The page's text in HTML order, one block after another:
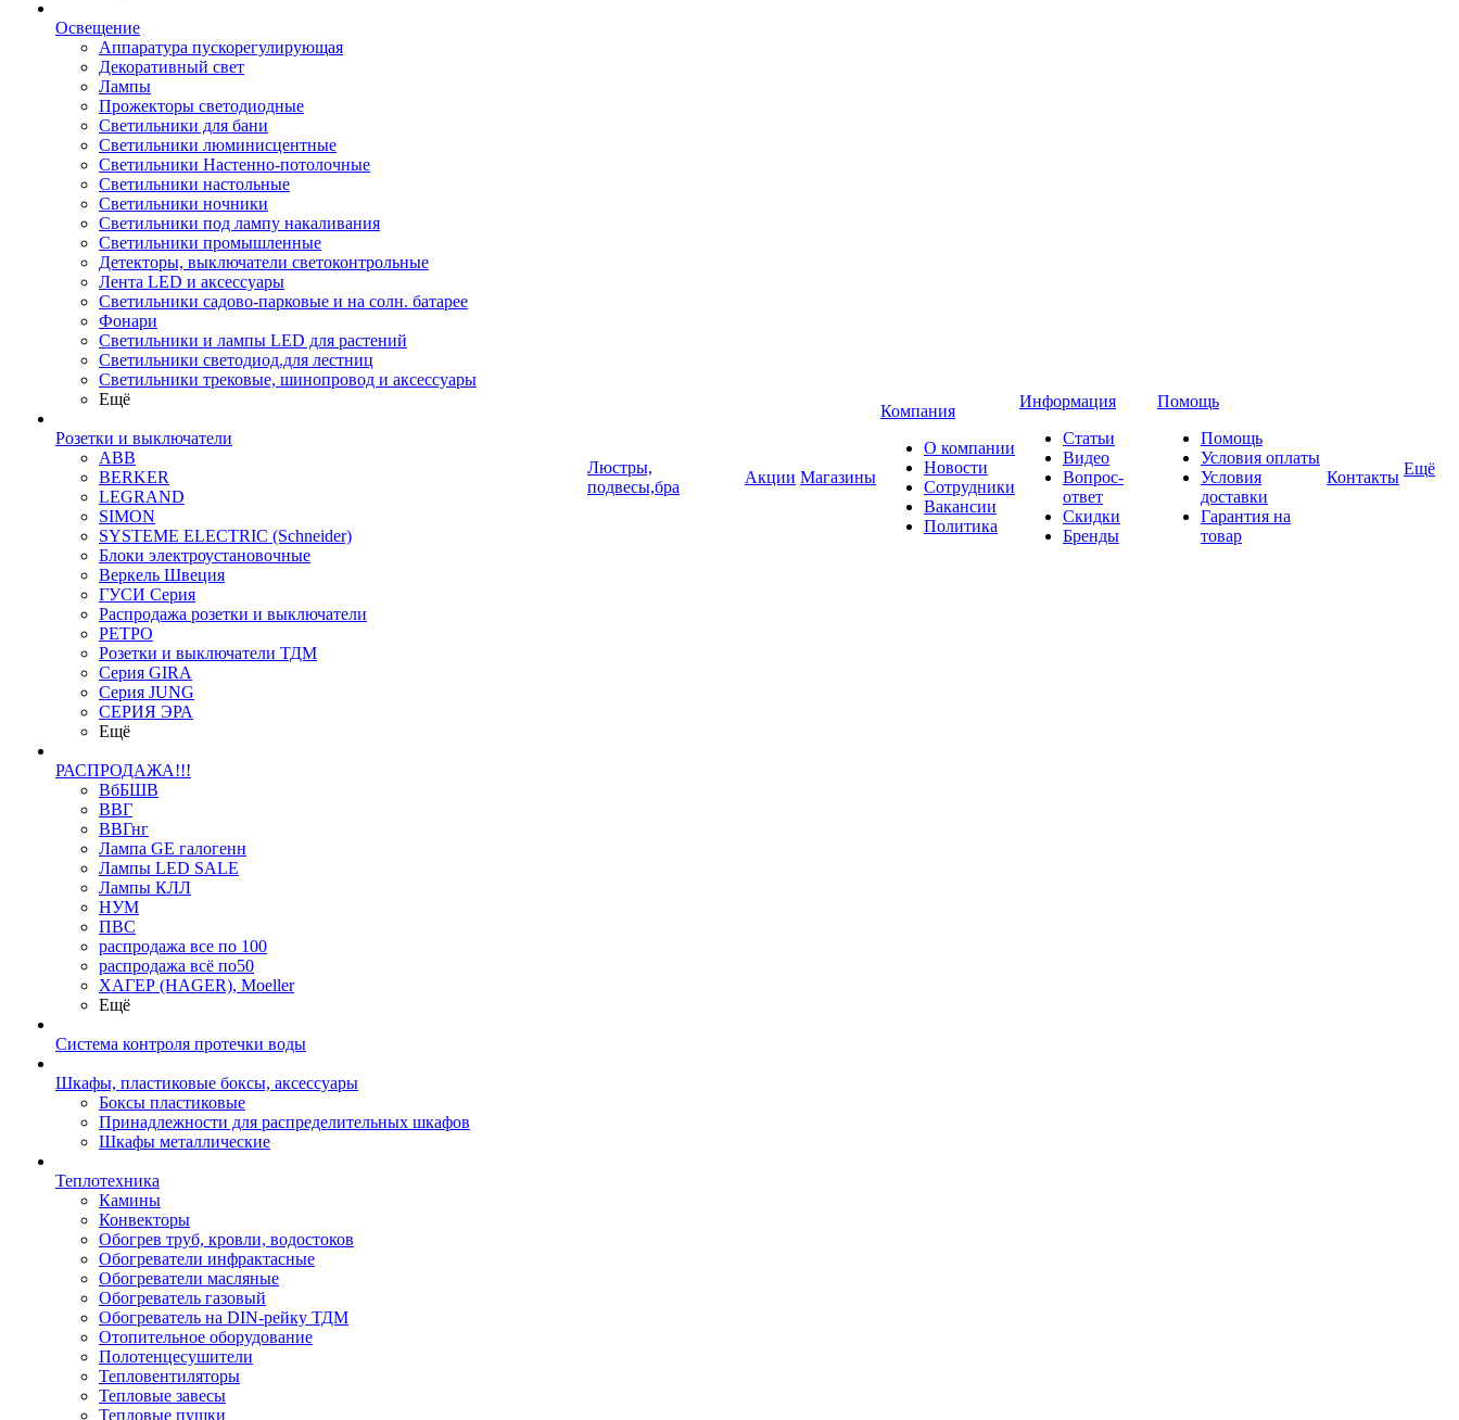
Освещение
Аппаратура пускорегулирующая
Декоративный свет
Лампы
Прожекторы светодиодные
Светильники для бани
Светильники люминисцентные
Светильники Настенно-потолочные
Светильники настольные
Светильники ночники
Светильники под лампу накаливания
Светильники промышленные
Детекторы, выключатели светоконтрольные
Лента LED и аксессуары
Светильники садово-парковые и на солн. батарее
Фонари
Светильники и лампы LED для растений
Светильники светодиод.для лестниц
Светильники трековые, шинопровод и аксессуары
Ещё
Розетки и выключатели
ABB
BERKER
LEGRAND
SIMON
SYSTEME ELECTRIC (Schneider)
Блоки электроустановочные
Веркель Швеция
ГУСИ Серия
Распродажа розетки и выключатели
РЕТРО
Розетки и выключатели ТДМ
Серия GIRA
Серия JUNG
СЕРИЯ ЭРА
Ещё
РАСПРОДАЖА!!!
ВбБШВ
ВВГ
ВВГнг
Лампа GE галогенн
Лампы LED SALE
Лампы КЛЛ
НУМ
ПВС
распродажа все по 100
распродажа всё по50
ХАГЕР (HAGER), Moeller
Ещё
Система контроля протечки воды
Шкафы, пластиковые боксы, аксессуары
Боксы пластиковые
Принадлежности для распределительных шкафов
Шкафы металлические
Теплотехника
Камины
Конвекторы
Обогрев труб, кровли, водостоков
Обогреватели инфрактасные
Обогреватели масляные
Обогреватель газовый
Обогреватель на DIN-рейку ТДМ
Отопительное оборудование
Полотенцесушители
Тепловентиляторы
Тепловые завесы
Тепловые пушки
Люстры,
подвесы,бра
Акции Магазины
Компания
О компании
Новости
Сотрудники
Вакансии
Политика
Информация
Статьи
Видео
Вопрос-
ответ
Скидки
Бренды
Помощь
Помощь
Условия оплаты
Условия
доставки
Гарантия на
товар
Контакты Ещё